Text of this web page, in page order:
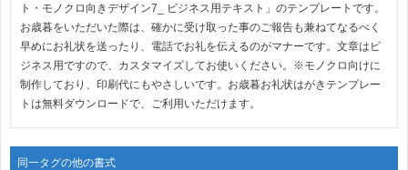
ト・モノクロ向きデザイン7_ ビジネス用テキスト」のテンプレートです。
お歳暮をいただいた際は、確かに受け取った事のご報告も兼ねてなるべく
早めにお礼状を送ったり、電話でお礼を伝えるのがマナーです。文章はビ
ジネス用ですので、カスタマイズしてお使いください。※モノクロ向けに
制作しており、印刷代にもやさしいです。お歳暮お礼状はがきテンプレー
トは無料ダウンロードで、ご利用いただけます。
同一タグの他の書式